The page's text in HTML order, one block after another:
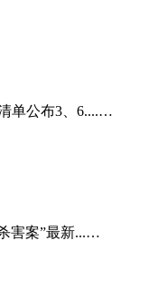
单公布3、6....…
害案”最新...…